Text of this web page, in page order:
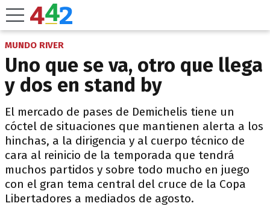
MUNDO RIVER
Uno que se va, otro que llega
y dos en stand by
El mercado de pases de Demichelis tiene un
cóctel de situaciones que mantienen alerta a los
hinchas, a la dirigencia y al cuerpo técnico de
cara al reinicio de la temporada que tendrá
muchos partidos y sobre todo mucho en juego
con el gran tema central del cruce de la Copa
Libertadores a mediados de agosto.